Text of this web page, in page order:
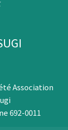
Association
692-0011